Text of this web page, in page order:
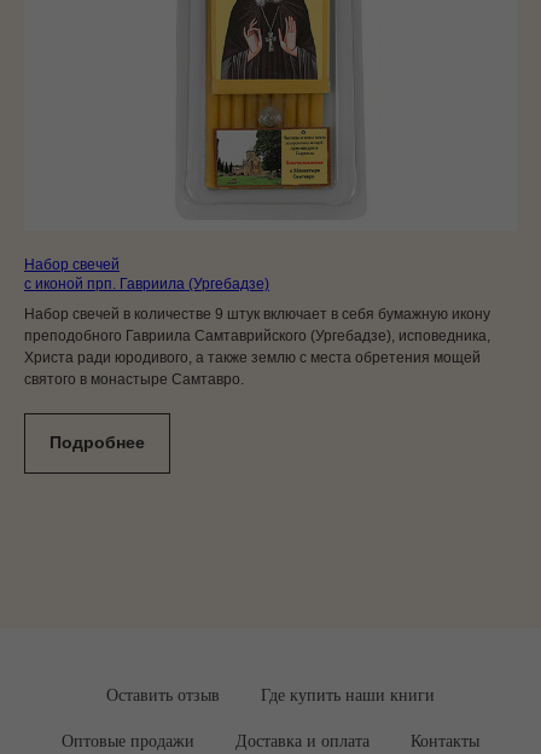
Набор свечей
с иконой прп. Гавриила (Ургебадзе)
Набор свечей в количестве 9 штук включает в себя бумажную икону
преподобного Гавриила Самтаврийского (Ургебадзе), исповедника,
Христа ради юродивого, а также землю с места обретения мощей
святого в монастыре Самтавро.
Подробнее
Оставить отзыв Где купить наши книги
Оптовые продажи Доставка и оплата Контакты